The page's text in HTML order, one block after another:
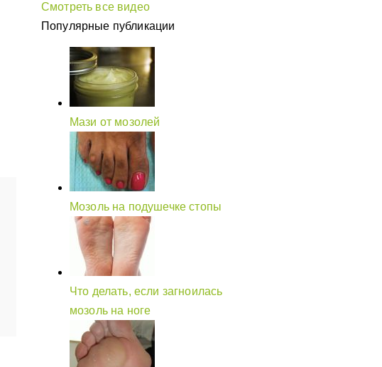
Смотреть все видео
Популярные публикации
Мази от мозолей
Мозоль на подушечке стопы
Что делать, если загноилась
мозоль на ноге